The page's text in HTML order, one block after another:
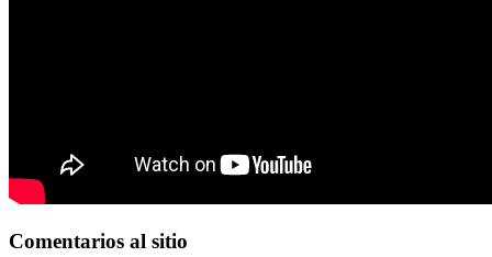
Comentarios al sitio